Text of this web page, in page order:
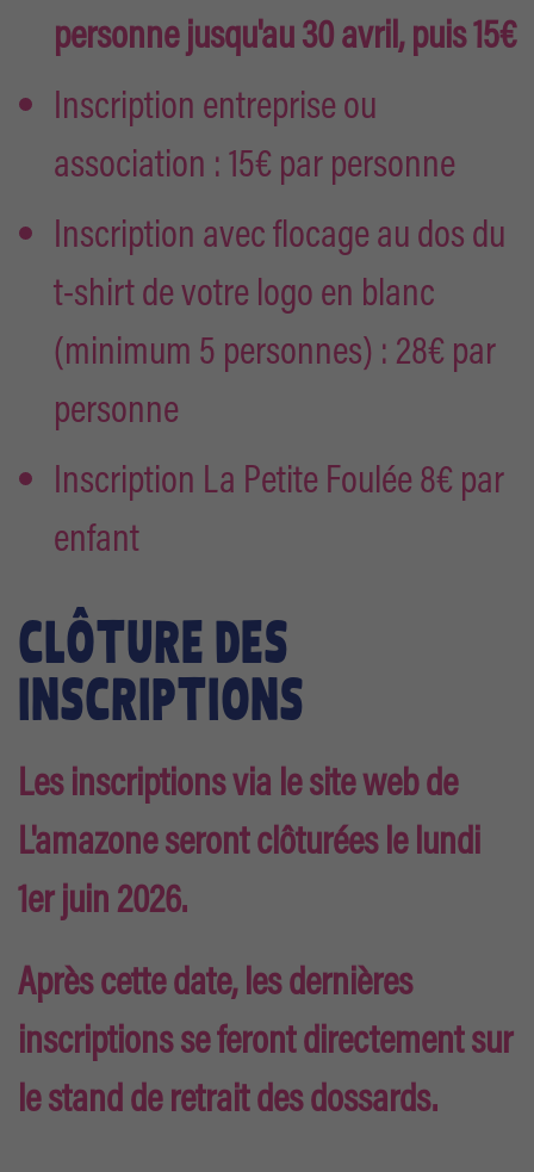
personne jusqu'au 30 avril, puis 15€
Inscription entreprise ou
association : 15€ par personne
Inscription avec flocage au dos du
t-shirt de votre logo en blanc
(minimum 5 personnes) : 28€ par
personne
Inscription La Petite Foulée 8€ par
enfant
CLÔTURE DES
INSCRIPTIONS
Les inscriptions via le site web de
L'amazone seront clôturées le lundi
1er juin 2026.
Après cette date, les dernières
inscriptions se feront directement sur
le stand de retrait des dossards.